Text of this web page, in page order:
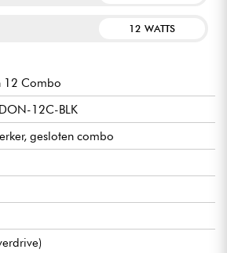
12 WATTS
12 Combo
12C-BLK
gesloten combo